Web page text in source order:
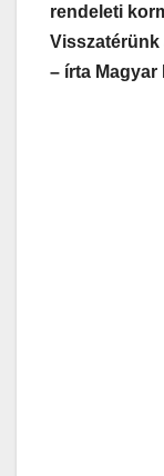
rendeleti
Visszatérünk
– írta Magyar